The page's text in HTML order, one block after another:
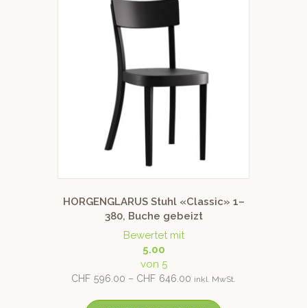
HORGENGLARUS Stuhl «Classic» 1–
380, Buche gebeizt
Bewertet mit
5.00
von 5
CHF 596.00 – CHF 646.00 inkl. MwSt.